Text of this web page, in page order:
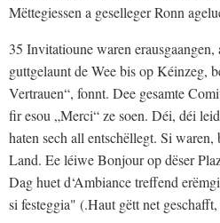
Mëttegiessen a geselleger Ronn
35 Invitatioune waren erausgaangen,
guttgelaunt de Wee bis op Kéinzeg,
Vertrauen“, fonnt. Dee gesamte
fir esou „Merci“ ze soen. Déi, déi
haten sech all entschëllegt. Si
Land. Ee léiwe Bonjour op dëser
Dag huet d‘Ambiance treffend
si festeggia" (.Haut gëtt net